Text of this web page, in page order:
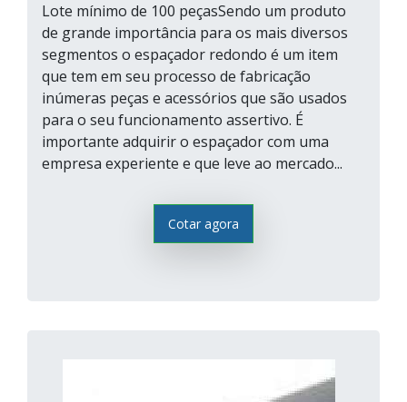
Lote mínimo de 100 peçasSendo um produto
de grande importância para os mais diversos
segmentos o espaçador redondo é um item
que tem em seu processo de fabricação
inúmeras peças e acessórios que são usados
para o seu funcionamento assertivo. É
importante adquirir o espaçador com uma
empresa experiente e que leve ao mercado...
Cotar agora